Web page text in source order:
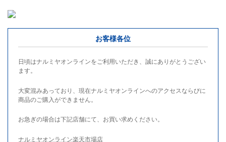
お客様各位
日頃はナルミヤオンラインをご利用いただき、誠にありがとうござい
ます。
大変混みあっており、現在ナルミヤオンラインへのアクセスならびに
商品のご購入ができません。
お急ぎの場合は下記店舗にて、お買い求めください。
ナルミヤオンライン楽天市場店